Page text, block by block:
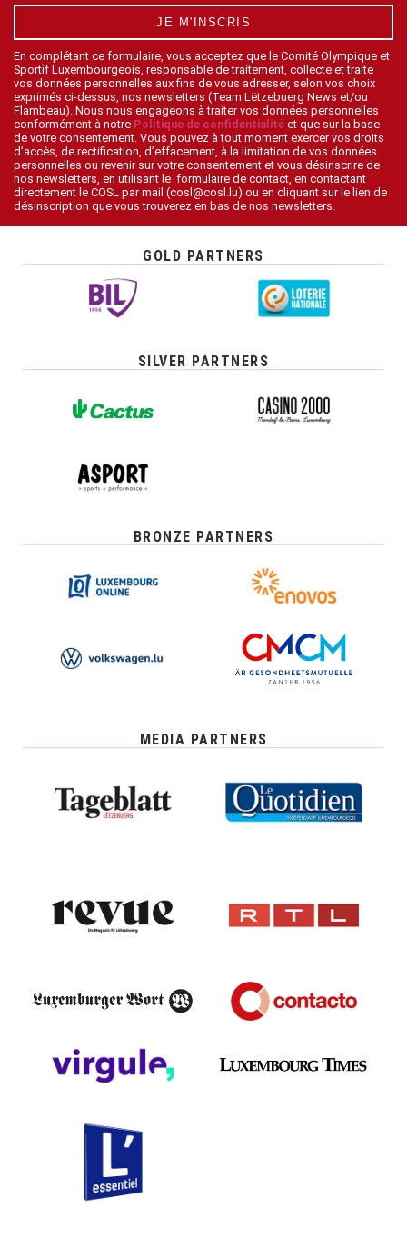
JE M'INSCRIS
En complétant ce formulaire, vous acceptez que le Comité Olympique et
Sportif Luxembourgeois, responsable de traitement, collecte et traite
vos données personnelles aux fins de vous adresser, selon vos choix
exprimés ci-dessus, nos newsletters (Team Lëtzebuerg News et/ou
Flambeau). Nous nous engageons à traiter vos données personnelles
conformément à notre Politique de confidentialité et que sur la base
de votre consentement. Vous pouvez à tout moment exercer vos droits
d’accès, de rectification, d’effacement, à la limitation de vos données
personnelles ou revenir sur votre consentement et vous désinscrire de
nos newsletters, en utilisant le formulaire de contact, en contactant
directement le COSL par mail (cosl@cosl.lu) ou en cliquant sur le lien de
désinscription que vous trouverez en bas de nos newsletters.
GOLD PARTNERS
SILVER PARTNERS
BRONZE PARTNERS
MEDIA PARTNERS